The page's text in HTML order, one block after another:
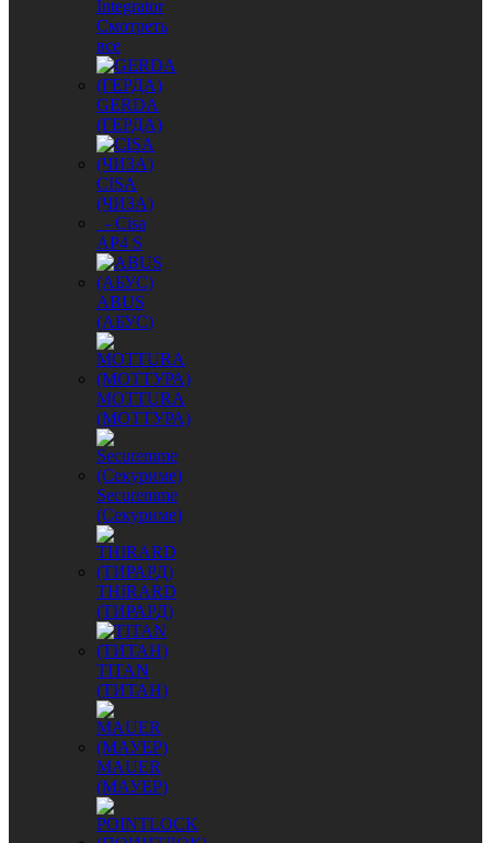
Integrator
Смотреть
все
GERDA
(ГЕРДА)
CISA
(ЧИЗА)
- Cisa
AP4 S
ABUS
(АБУС)
MОTTURA
(МОТТУРА)
Securemme
(Секуриме)
THIRARD
(ТИРАРД)
TITAN
(ТИТАН)
MAUER
(МАУЕР)